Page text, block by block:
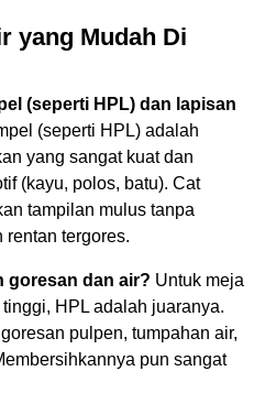
yang Mudah Di
(seperti HPL) dan lapisan
(seperti HPL) adalah
yang sangat kuat dan
(kayu, polos, batu). Cat
tampilan mulus tanpa
rentan tergores.
goresan dan air? Untuk meja
HPL adalah juaranya.
pulpen, tumpahan air,
pun sangat